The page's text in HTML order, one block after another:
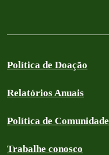
Política de Doação
Relatórios Anuais
Política de Comunidade
Trabalhe conosco